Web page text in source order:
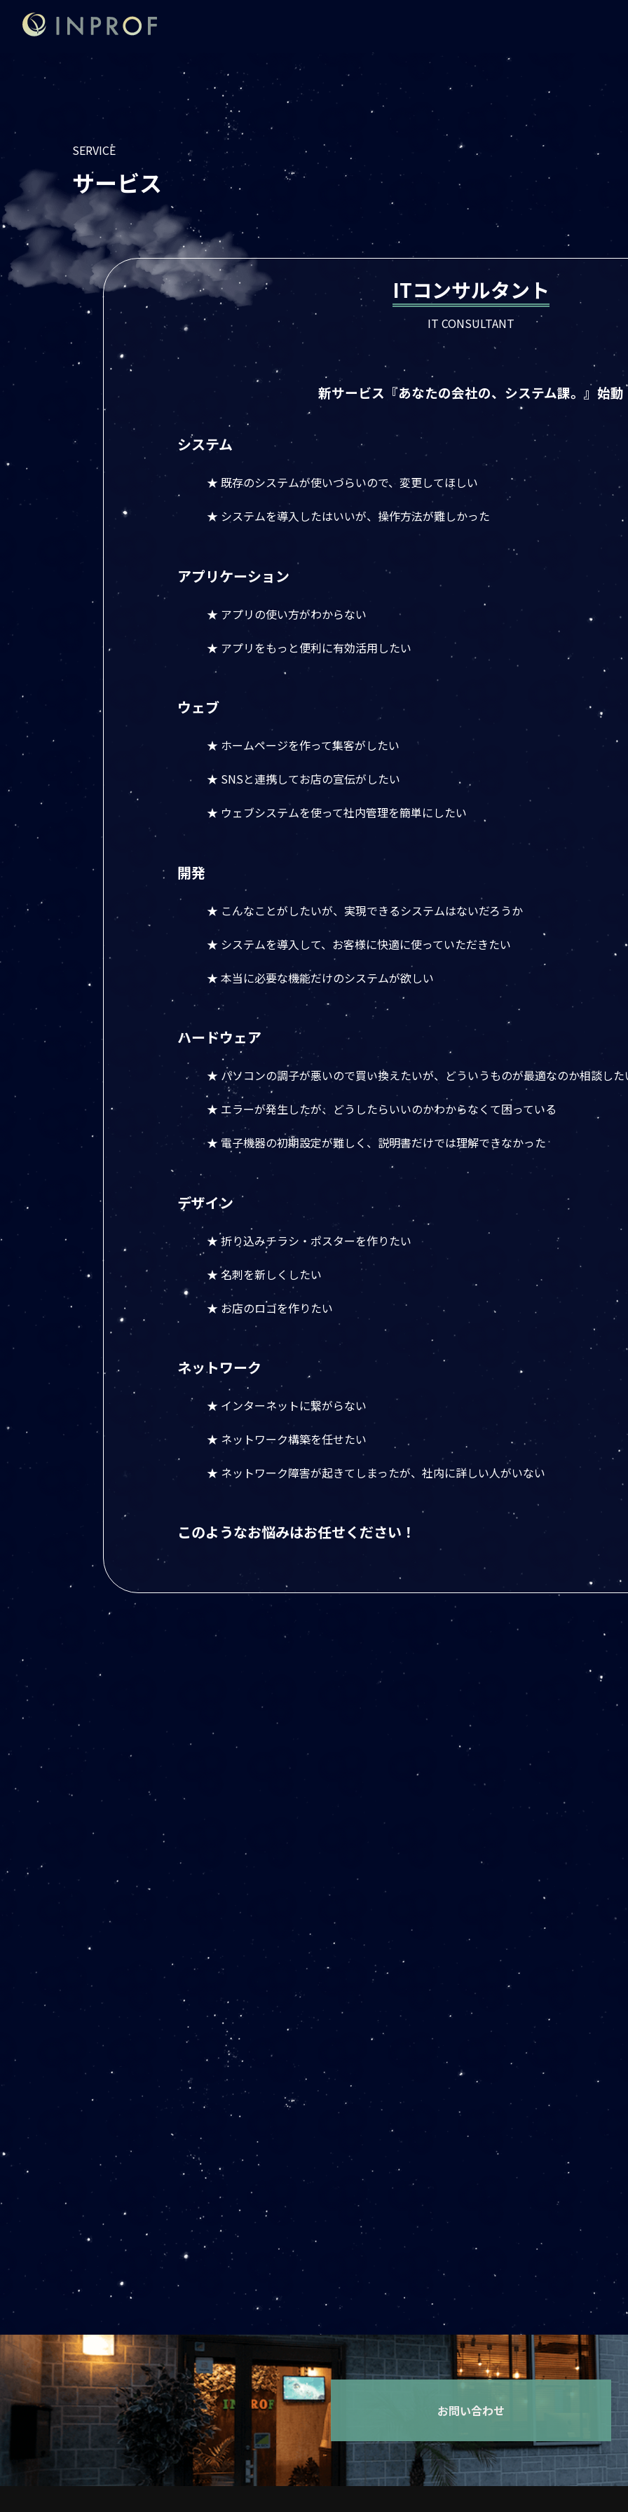
SERVICE
サービス
ITコンサルタント
IT CONSULTANT
新サービス『あなたの会社の、システム課。』始動
システム
★ 既存のシステムが使いづらいので、変更してほしい
★ システムを導入したはいいが、操作方法が難しかった
アプリケーション
★ アプリの使い方がわからない
★ アプリをもっと便利に有効活用したい
ウェブ
★ ホームページを作って集客がしたい
★ SNSと連携してお店の宣伝がしたい
★ ウェブシステムを使って社内管理を簡単にしたい
開発
★ こんなことがしたいが、実現できるシステムはないだろうか
★ システムを導入して、お客様に快適に使っていただきたい
★ 本当に必要な機能だけのシステムが欲しい
ハードウェア
★ パソコンの調子が悪いので買い換えたいが、どういうものが最適なのか相談した
★ エラーが発生したが、どうしたらいいのかわからなくて困っている
★ 電子機器の初期設定が難しく、説明書だけでは理解できなかった
デザイン
★ 折り込みチラシ・ポスターを作りたい
★ 名刺を新しくしたい
★ お店のロゴを作りたい
ネットワーク
★ インターネットに繋がらない
★ ネットワーク構築を任せたい
★ ネットワーク障害が起きてしまったが、社内に詳しい人がいない
このようなお悩みはお任せください！
￥50,000／月（税別）
システム『部』プラン
￥100,000／月（税別）
専門フリーダイヤルによる電話対応
コンサルタント月1定期訪問
障害時代替機貸出
障害時技術者即日訪問対応（月3回まで）
お問い合わせ